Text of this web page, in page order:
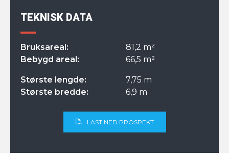
TEKNISK DATA
Bruksareal:
81,2 m²
Bebygd areal:
66,5 m²
Største lengde:
7,75 m
Største bredde:
6,9 m
LAST NED PROSPEKT